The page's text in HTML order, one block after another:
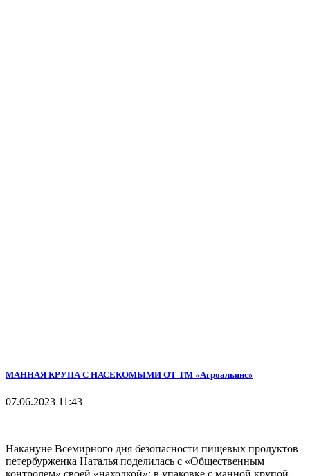
МАННАЯ КРУПА С НАСЕКОМЫМИ ОТ ТМ «Агроальянс»
07.06.2023 11:43
Накануне Всемирного дня безопасности пищевых продуктов
петербурженка Наталья поделилась с «Общественным